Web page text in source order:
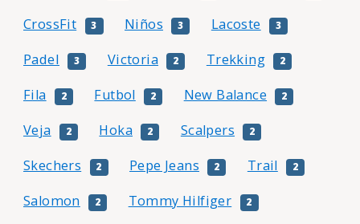
CrossFit 3 Niños 3 Lacoste 3
Padel 3 Victoria 2 Trekking 2
Fila 2 Futbol 2 New Balance 2
Veja 2 Hoka 2 Scalpers 2
Skechers 2 Pepe Jeans 2 Trail 2
Salomon 2 Tommy Hilfiger 2